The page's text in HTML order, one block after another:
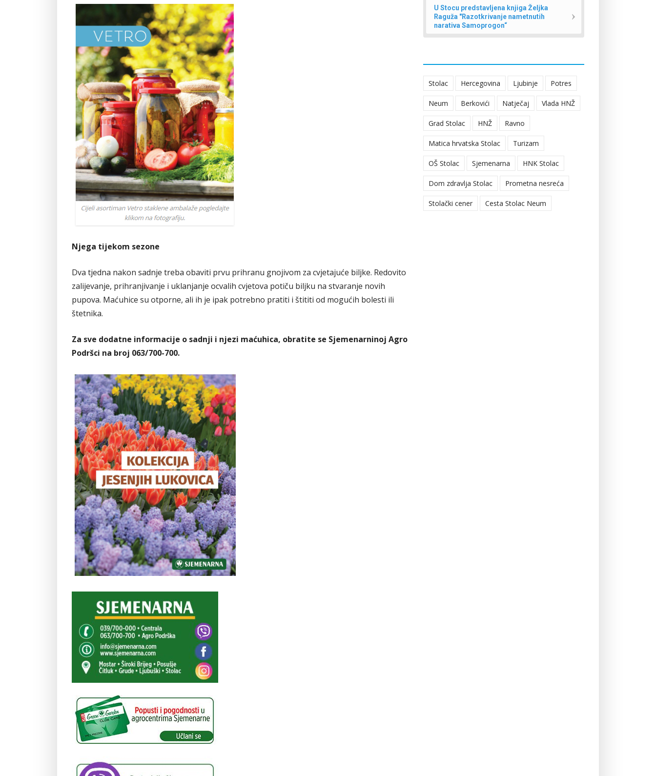
Njega tijekom sezone
Dva tjedna nakon sadnje treba obaviti prvu prihranu gnojivom za cvjetajuće biljke. Redovito
zalijevanje, prihranjivanje i uklanjanje ocvalih cvjetova potiču biljku na stvaranje novih
pupova. Maćuhice su otporne, ali ih je ipak potrebno pratiti i štititi od mogućih bolesti ili
štetnika.
Za sve dodatne informacije o sadnji i njezi maćuhica, obratite se Sjemenarninoj Agro
Podršci na broj 063/700-700.
U Stocu predstavljena knjiga Željka
Raguža "Razotkrivanje nametnutih
narativa Samoprogon“
Stolac Hercegovina Ljubinje Potres
Neum Berkovići Natječaj Vlada HNŽ
Grad Stolac HNŽ Ravno
Matica hrvatska Stolac Turizam
OŠ Stolac Sjemenarna HNK Stolac
Dom zdravlja Stolac Prometna nesreća
Stolački cener Cesta Stolac Neum